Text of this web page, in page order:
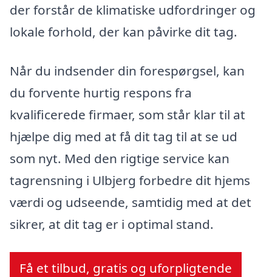
der forstår de klimatiske udfordringer og
lokale forhold, der kan påvirke dit tag.
Når du indsender din forespørgsel, kan
du forvente hurtig respons fra
kvalificerede firmaer, som står klar til at
hjælpe dig med at få dit tag til at se ud
som nyt. Med den rigtige service kan
tagrensning i Ulbjerg forbedre dit hjems
værdi og udseende, samtidig med at det
sikrer, at dit tag er i optimal stand.
Få et tilbud, gratis og uforpligtende